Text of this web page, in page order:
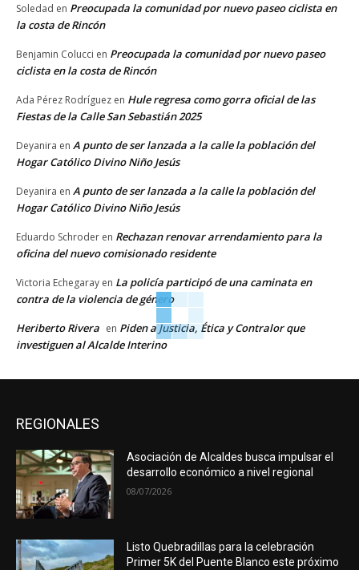
Soledad en Preocupada la comunidad por nuevo paseo ciclista en
la costa de Rincón
Benjamin Colucci en Preocupada la comunidad por nuevo paseo
ciclista en la costa de Rincón
Ada Pérez Rodríguez en Hule regresa como gorra oficial de las
Fiestas de la Calle San Sebastián 2025
Deyanira en A punto de ser lanzada a la calle la población del
Hogar Católico Divino Niño Jesús
Deyanira en A punto de ser lanzada a la calle la población del
Hogar Católico Divino Niño Jesús
Eduardo Schroder en Rechazan renovar arrendamiento para la
oficina del nuevo comisionado residente
Victoria Echegaray en La policía participó de una caminata en
contra de la violencia de género
Heriberto Rivera en Piden a Justicia, Ética y Contralor que
investiguen al Alcalde Interino
REGIONALES
Asociación de Alcaldes busca impulsar el
desarrollo económico a nivel regional
08/07/2026
Listo Quebradillas para la celebración
Primer 5K del Puente Blanco este próximo